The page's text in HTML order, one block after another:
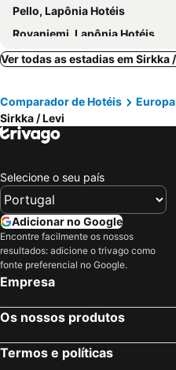
Pello, Lapônia Hotéis
Rovaniemi, Lapônia Hotéis
Inari, Lapônia Hotéis
Ver todas as estadias em Sirkka
Comparador de Hotéis Europa
Sirkka / Levi
Selecione o seu país
Adicionar no Google
Encontre facilmente os nossos
resultados: adicione o trivago como
fonte preferencial no Google.
Empresa
Os nossos produtos
Termos e políticas